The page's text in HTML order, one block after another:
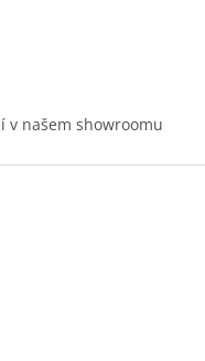
v našem showroomu